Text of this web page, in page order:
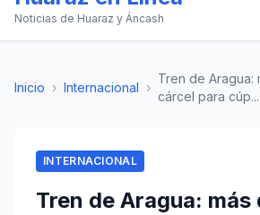
Noticias de Huaraz y Áncash
Inicio › Internacional ›
Tren de Aragua:
cárcel para cúp...
INTERNACIONAL
Tren de Aragua: más